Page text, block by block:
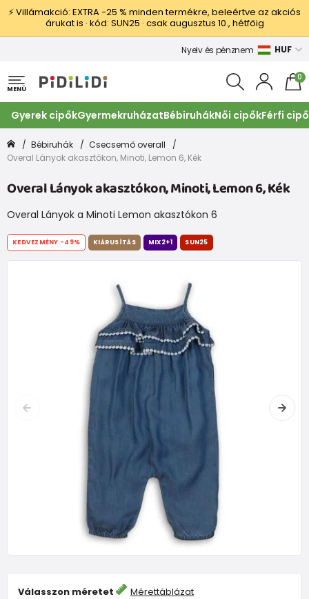
⚡ Villámakció: EXTRA −25 % minden termékre, beleértve az akciós
árukat is · kód: SUN25 · csak augusztus 10., hétfőig
Nyelv és pénznem HUF
MENÜ
0
Gyerek cipőkGyermekruházatBébiruhákNői cipőkFérfi
Bébiruhák
Csecsemő overall
Overal Lányok akasztókon, Minoti, Lemon 6, Kék
Overal Lányok akasztókon, Minoti, Lemon 6, Kék
Overal Lányok a Minoti Lemon akasztókon 6
Válasszon méretet Mérettáblázat
KEDVEZMÉNY -49% KIÁRUSÍTÁS MIX2+1 SUN25